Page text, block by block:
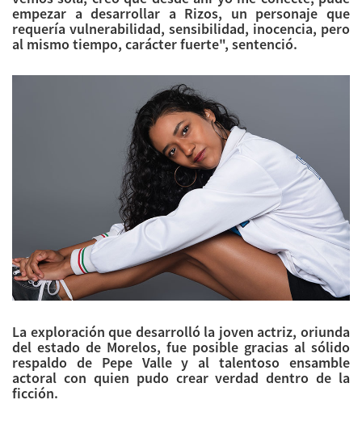
empezar a desarrollar a Rizos, un personaje que
requería vulnerabilidad, sensibilidad, inocencia, pero
al mismo tiempo, carácter fuerte", sentenció.
La exploración que desarrolló la joven actriz, oriunda
del estado de Morelos, fue posible gracias al sólido
respaldo de Pepe Valle y al talentoso ensamble
actoral con quien pudo crear verdad dentro de la
ficción.